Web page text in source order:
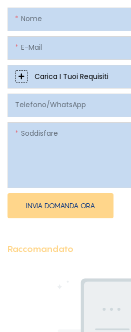
Nome
E-Mail
Carica I Tuoi Requisiti
Telefono/WhatsApp
Soddisfare
INVIA DOMANDA ORA
Raccomandato